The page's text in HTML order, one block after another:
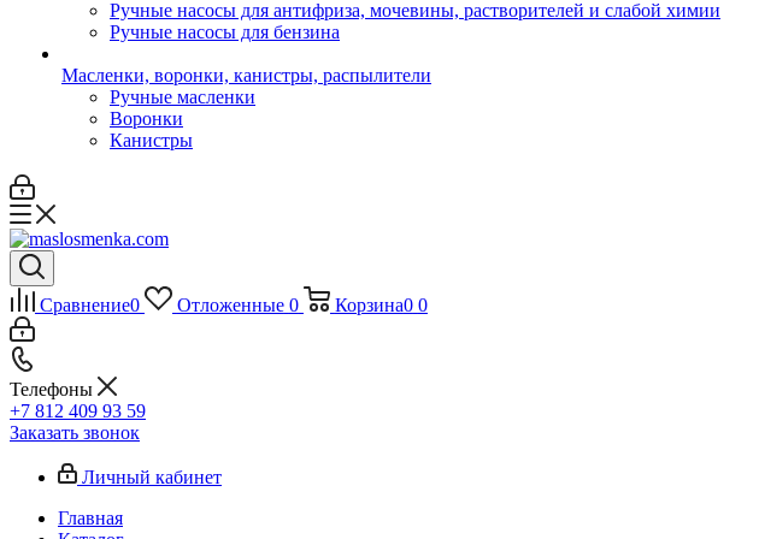
Ручные насосы для антифриза, мочевины, растворителей и слабой химии
Ручные насосы для бензина
Масленки, воронки, канистры, распылители
Ручные масленки
Воронки
Канистры
Сравнение0 Отложенные 0 Корзина0 0
Телефоны
+7 812 409 93 59
Заказать звонок
Личный кабинет
Главная